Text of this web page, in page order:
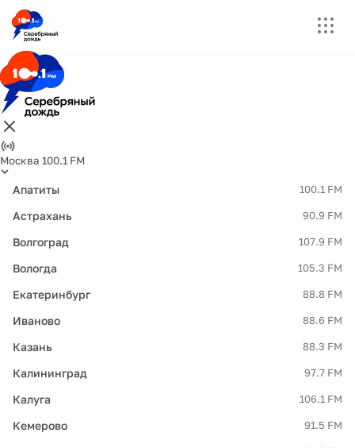
Москва 100.1 FM
Апатиты 100.1 FM
Астрахань 90.9 FM
Волгоград 107.9 FM
Вологда 105.3 FM
Екатеринбург 88.8 FM
Иваново 88.6 FM
Казань 88.3 FM
Калининград 97.7 FM
Калуга 106.1 FM
Кемерово 91.5 FM